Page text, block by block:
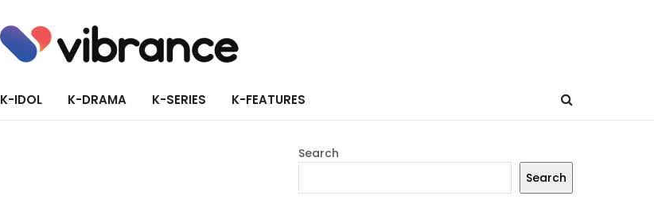
K-IDOL K-DRAMA K-SERIES K-FEATURES
Search
Search